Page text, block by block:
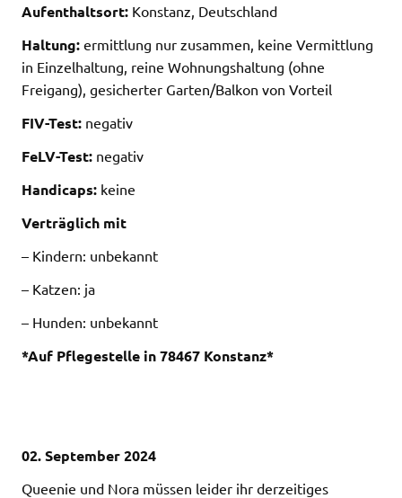
Aufenthaltsort: Konstanz, Deutschland
Haltung: ermittlung nur zusammen, keine Vermittlung
in Einzelhaltung, reine Wohnungshaltung (ohne
Freigang), gesicherter Garten/Balkon von Vorteil
FIV-Test: negativ
FeLV-Test: negativ
Handicaps: keine
Verträglich mit
– Kindern: unbekannt
– Katzen: ja
– Hunden: unbekannt
*Auf Pflegestelle in 78467 Konstanz*
02. September 2024
Queenie und Nora müssen leider ihr derzeitiges